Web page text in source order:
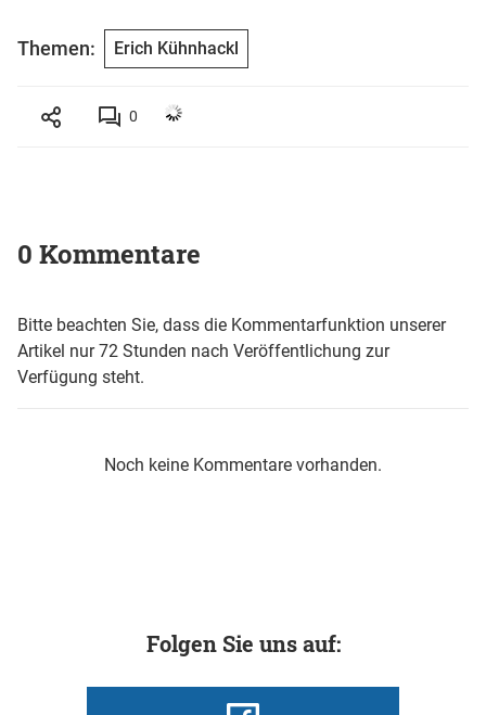
Themen: Erich Kühnhackl
0
0 Kommentare
Bitte beachten Sie, dass die Kommentarfunktion unserer
Artikel nur 72 Stunden nach Veröffentlichung zur
Verfügung steht.
Noch keine Kommentare vorhanden.
Folgen Sie uns auf: